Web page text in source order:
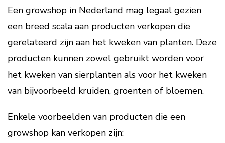
Een growshop in Nederland mag legaal gezien
een breed scala aan producten verkopen die
gerelateerd zijn aan het kweken van planten. Deze
producten kunnen zowel gebruikt worden voor
het kweken van sierplanten als voor het kweken
van bijvoorbeeld kruiden, groenten of bloemen.
Enkele voorbeelden van producten die een
growshop kan verkopen zijn: